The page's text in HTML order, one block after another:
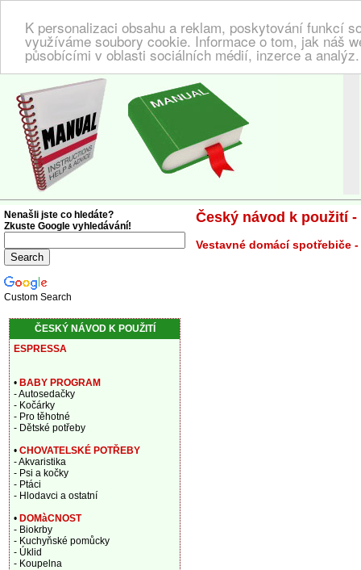
K personalizaci obsahu a reklam, poskytování funkcí
využíváme soubory cookie. Informace o tom, jak náš
působícími v oblasti sociálních médií, inzerce a
NÁVOD K POUŽITÍ| Zde najdete český návod!
Český návod k použití -
Vestavné domácí spotřebiče
Nenašli jste co hledáte?
Zkuste Google vyhledávání!
Custom Search
ČESKÝ NÁVOD K POUŽITÍ
ESPRESSA
• BABY PROGRAM
- Autosedačky
- Kočárky
- Pro těhotné
- Dětské potřeby
• CHOVATELSKÉ POTŘEBY
- Akvaristika
- Psi a kočky
- Ptáci
- Hlodavci a ostatní
• DOMàCNOST
- Biokrby
- Kuchyňské pomůcky
- Úklid
- Koupelna